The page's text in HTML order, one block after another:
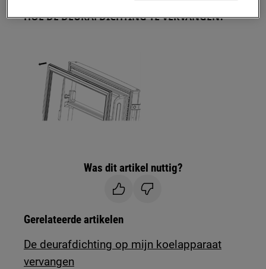
HOE DE DEURAFDICHTING TE VERVANGEN?
Was dit artikel nuttig?
Gerelateerde artikelen
De deurafdichting op mijn koelapparaat
vervangen